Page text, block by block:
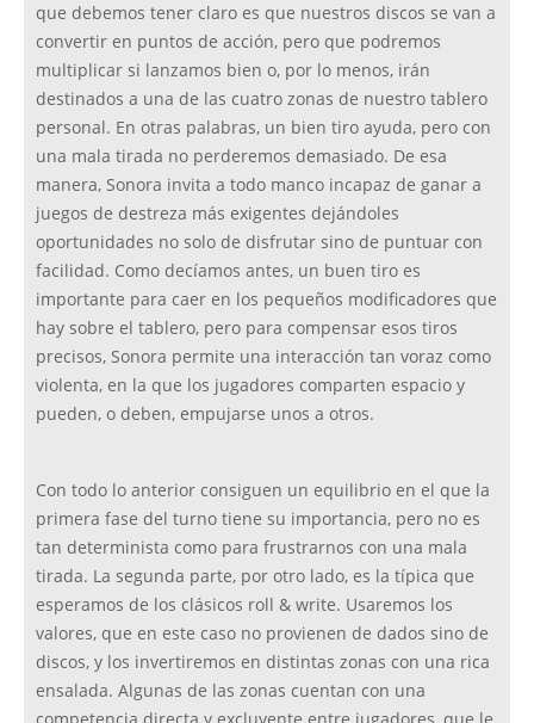
que debemos tener claro es que nuestros discos se van a
convertir en puntos de acción, pero que podremos
multiplicar si lanzamos bien o, por lo menos, irán
destinados a una de las cuatro zonas de nuestro tablero
personal. En otras palabras, un bien tiro ayuda, pero con
una mala tirada no perderemos demasiado. De esa
manera, Sonora invita a todo manco incapaz de ganar a
juegos de destreza más exigentes dejándoles
oportunidades no solo de disfrutar sino de puntuar con
facilidad. Como decíamos antes, un buen tiro es
importante para caer en los pequeños modificadores que
hay sobre el tablero, pero para compensar esos tiros
precisos, Sonora permite una interacción tan voraz como
violenta, en la que los jugadores comparten espacio y
pueden, o deben, empujarse unos a otros.
Con todo lo anterior consiguen un equilibrio en el que la
primera fase del turno tiene su importancia, pero no es
tan determinista como para frustrarnos con una mala
tirada. La segunda parte, por otro lado, es la típica que
esperamos de los clásicos roll & write. Usaremos los
valores, que en este caso no provienen de dados sino de
discos, y los invertiremos en distintas zonas con una rica
ensalada. Algunas de las zonas cuentan con una